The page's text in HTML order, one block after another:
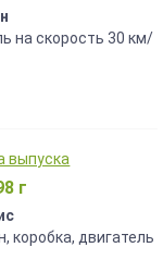
на скорость 30 км/
г
коробка, двигатель